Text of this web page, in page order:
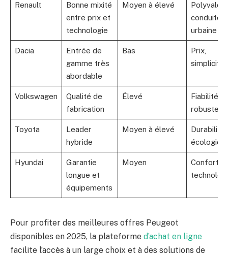
Renault
Bonne mixité
entre prix et
technologie
Moyen à élevé
conduite
urbaine
Dacia
Entrée de
gamme très
abordable
Bas
Prix,
simplicité
Volkswagen
Qualité de
fabrication
Élevé
Fiabilité,
Toyota
Leader
hybride
Moyen à élevé
Durabilité,
écologie
Hyundai
Garantie
longue et
équipements
Moyen
Confort,
Pour profiter des meilleures offres Peugeot
disponibles en 2025, la plateforme d’achat en ligne
facilite l’accès à un large choix et à des solutions de